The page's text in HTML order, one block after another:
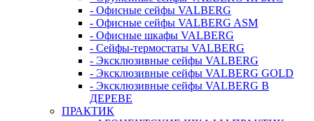
- Офисные сейфы VALBERG
- Офисные сейфы VALBERG ASM
- Офисные шкафы VALBERG
- Сейфы-термостаты VALBERG
- Эксклюзивные сейфы VALBERG
- Эксклюзивные сейфы VALBERG GOLD
- Эксклюзивные сейфы VALBERG В
ДЕРЕВЕ
ПРАКТИК